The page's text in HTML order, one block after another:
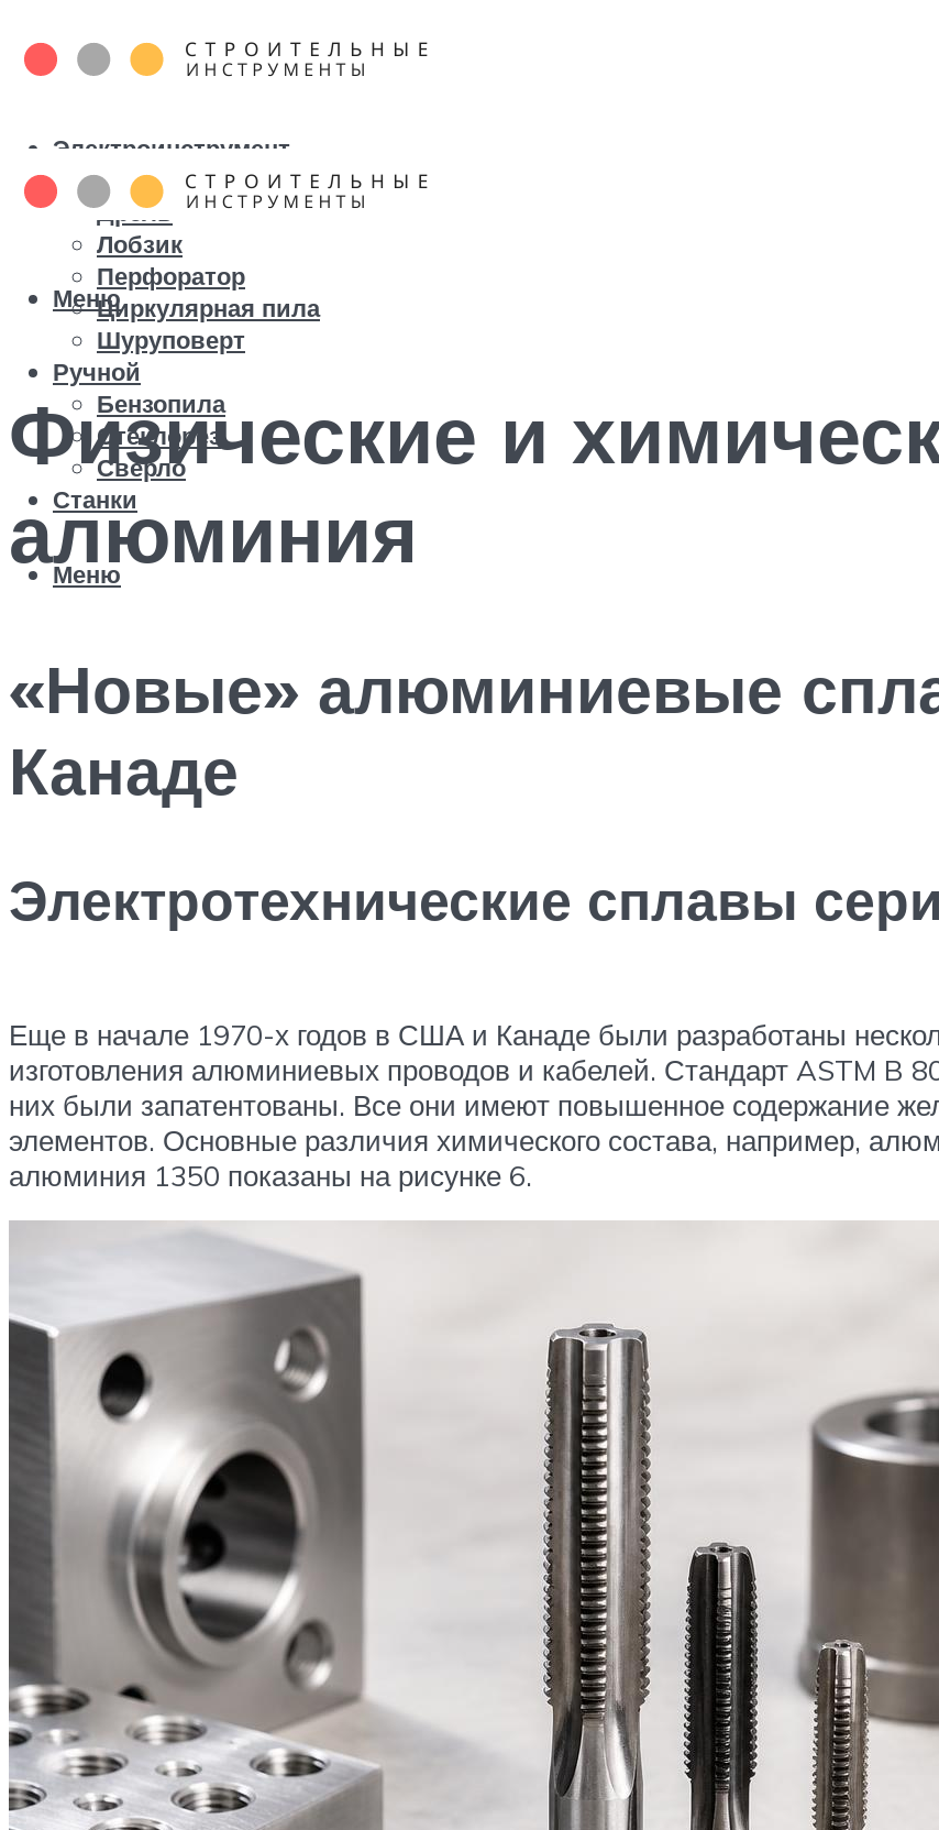
Электроинструмент
Болгарка
Дрель
Лобзик
Перфоратор
Циркулярная пила
Шуруповерт
Ручной
Бензопила
Стеклорез
Сверло
Станки
Меню
Меню
Физические и
алюминия
«Новые» алюминиевые
Канаде
Электротехнические сплавы
Еще в начале 1970-х годов в США и Канаде были разработаны
изготовления алюминиевых проводов и кабелей. Стандарт ASTM B
них были запатентованы. Все они имеют повышенное содержание
элементов. Основные различия химического состава, например,
алюминия 1350 показаны на рисунке 6.